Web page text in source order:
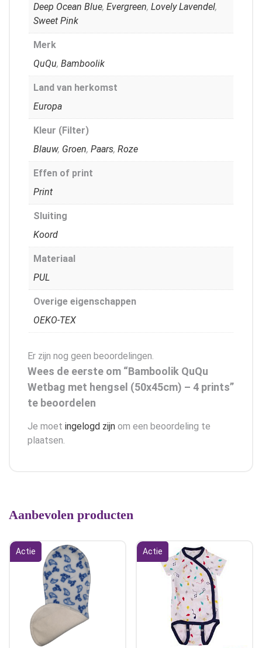
Deep Ocean Blue, Evergreen, Lovely Lavendel,
Sweet Pink
Merk
QuQu, Bamboolik
Land van herkomst
Europa
Kleur (Filter)
Blauw, Groen, Paars, Roze
Effen of print
Print
Sluiting
Koord
Materiaal
PUL
Overige eigenschappen
OEKO-TEX
Er zijn nog geen beoordelingen.
Wees de eerste om “Bamboolik QuQu
Wetbag met hengsel (50x45cm) – 4 prints”
te beoordelen
Je moet ingelogd zijn om een beoordeling te
plaatsen.
Aanbevolen producten
Actie Actie